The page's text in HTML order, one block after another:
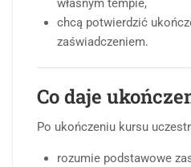
własnym tempie,
chcą potwierdzić
zaświadczeniem.
Co daje
Po ukończeniu kursu
rozumie podstawowe